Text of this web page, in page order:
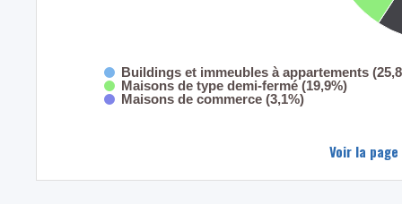
Buildings et immeubles à appartements
Maisons de type demi-fermé (19,9%)
Maisons de commerce (3,1%)
Voir la